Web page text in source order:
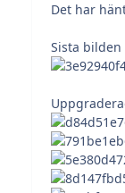
Det har
Sista